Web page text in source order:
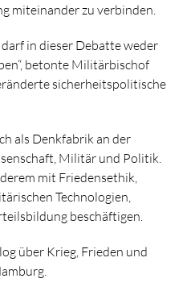
miteinander zu verbinden.
darf in dieser Debatte weder
betonte Militärbischof
sicherheitspolitische
als Denkfabrik an der
Militär und Politik.
mit Friedensethik,
Technologien,
beschäftigen.
über Krieg, Frieden und